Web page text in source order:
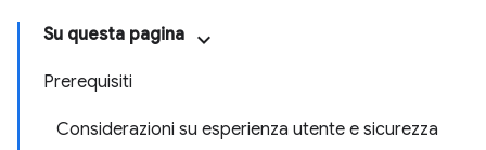
Su questa pagina
Prerequisiti
Considerazioni su esperienza utente e sicurezza